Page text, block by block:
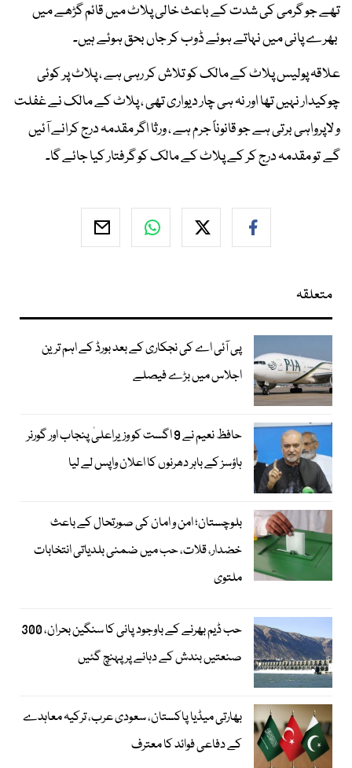
تھے جو گرمی کی شدت کے باعث خالی پلاٹ میں قائم گڑھے میں
بھرے پانی میں نہاتے ہوئے ڈوب کر جاں بحق ہوئے ہیں۔
علاقہ پولیس پلاٹ کے مالک کو تلاش کر رہی ہے ، پلاٹ پر کوئی
چوکیدار نہیں تھا اور نہ ہی چار دیواری تھی ، پلاٹ کے مالک نے غفلت
و لاپرواہی برتی ہے جو قانوناً جرم ہے ، ورثا اگر مقدمہ درج کرانے آئیں
گے تو مقدمہ درج کر کے پلاٹ کے مالک کو گرفتار کیا جائے گا۔
متعلقہ
پی آئی اے کی نجکاری کے بعد بورڈ کے اہم ترین
اجلاس میں بڑے فیصلے
حافظ نعیم نے 9 اگست کو وزیراعلیٰ پنجاب اور گورنر
ہاؤسز کے باہر دھرنوں کا اعلان واپس لے لیا
بلوچستان؛ امن و امان کی صورتحال کے باعث
خضدار، قلات، حب میں ضمنی بلدیاتی انتخابات
ملتوی
حب ڈیم بھرنے کے باوجود پانی کا سنگین بحران، 300
صنعتیں بندش کے دہانے پر پہنچ گئیں
بھارتی میڈیا پاکستان، سعودی عرب، ترکیہ معاہدے
کے دفاعی فوائد کا معترف